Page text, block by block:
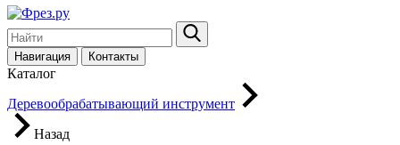
Навигация Контакты
Каталог
Деревообрабатывающий инструмент
Назад